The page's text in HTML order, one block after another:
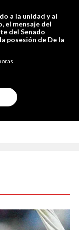
a la unidad y al
el mensaje del
del Senado
posesión de De la